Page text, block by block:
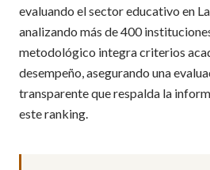
evaluando el sector educativo en
analizando más de 400
metodológico integra criterios
desempeño, asegurando una
transparente que respalda la
este ranking.